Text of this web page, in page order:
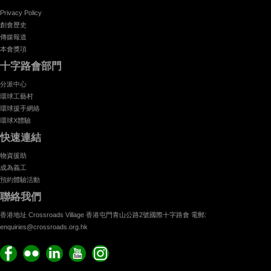
Privacy Policy
創會歷史
傳媒報道
本會獎項
十字路會部門
分派中心
環球工藝村
環球援手網絡
環球X體驗
快速連結
物資援助
成為義工
預約體驗活動
聯絡我們
香港地址 Crossroads Village 香港屯門青山公路2號國際十字路會 電郵:
enquiries@crossroads.org.hk